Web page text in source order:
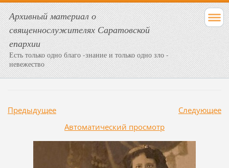
Архивный материал о
священнослужителях Саратовской
епархии
Есть только одно благо -знание и только одно зло -
невежество
Предыдущее
Следующее
Aвтоматический просмотр